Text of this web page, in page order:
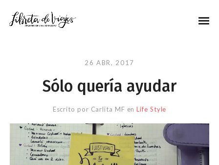
26 ABR, 2017
Sólo quería ayudar
Escrito por Carlita MF enLife Style